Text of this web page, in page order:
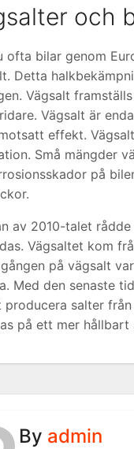
och
ofta bilar genom
Detta
Vägsalt
Vägsalt är
effekt. Vägsalt
Små mängder
på
av 2010-talet
Vägsaltet kom
på vägsalt
Med den senaste
salter från
på ett mer
By admin